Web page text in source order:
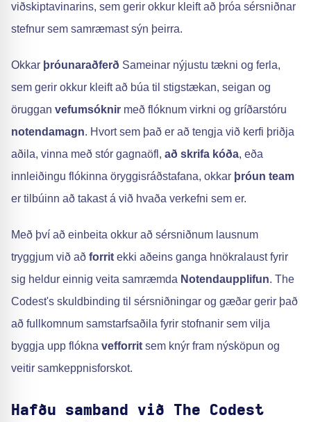
viðskiptavinarins, sem gerir okkur kleift að þróa sérsniðnar
stefnur sem samræmast sýn þeirra.
Okkar þróunaraðferð Sameinar nýjustu tækni og ferla,
sem gerir okkur kleift að búa til stigstækan, seigan og
öruggan vefumsóknir með flóknum virkni og gríðarstóru
notendamagn. Hvort sem það er að tengja við kerfi þriðja
aðila, vinna með stór gagnaöfl, að skrifa kóða, eða
innleiðingu flókinna öryggisráðstafana, okkar þróun team
er tilbúinn að takast á við hvaða verkefni sem er.
Með því að einbeita okkur að sérsniðnum lausnum
tryggjum við að forrit ekki aðeins ganga hnökralaust fyrir
sig heldur einnig veita samræmda Notendaupplifun. The
Codest's skuldbinding til sérsniðningar og gæðar gerir það
að fullkomnum samstarfsaðila fyrir stofnanir sem vilja
byggja upp flókna vefforrit sem knýr fram nýsköpun og
veitir samkeppnisforskot.
Hafðu samband við The Codest